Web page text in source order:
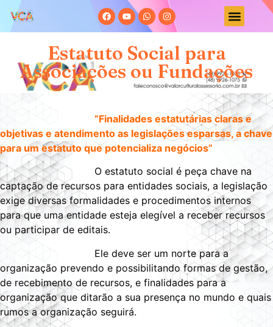
Estatuto Social para
Associações ou Fundações
“Finalidades estatutárias claras e
objetivas e atendimento as legislações esparsas, a chave
para um estatuto que potencializa negócios”
O estatuto social é peça chave na
captação de recursos para entidades sociais, a legislação
exige diversas formalidades e procedimentos internos
para que uma entidade esteja elegível a receber recursos
ou participar de editais.
Ele deve ser um norte para a
organização prevendo e possibilitando formas de gestão,
de recebimento de recursos, e finalidades para a
organização que ditarão a sua presença no mundo e quais
rumos a organização seguirá.